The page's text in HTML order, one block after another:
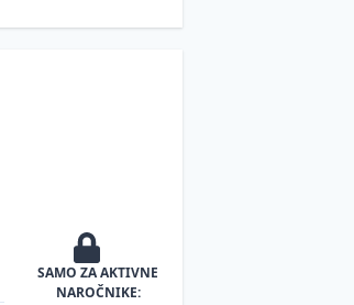
SAMO ZA AKTIVNE
NAROČNIKE: